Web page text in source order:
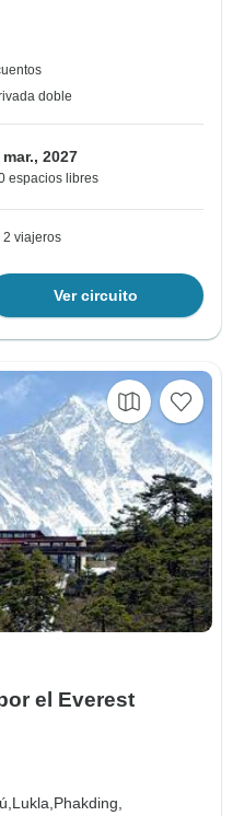
doble
mar., 2027
espacios libres
2 viajeros
Ver circuito
el Everest
Lukla, Phakding,